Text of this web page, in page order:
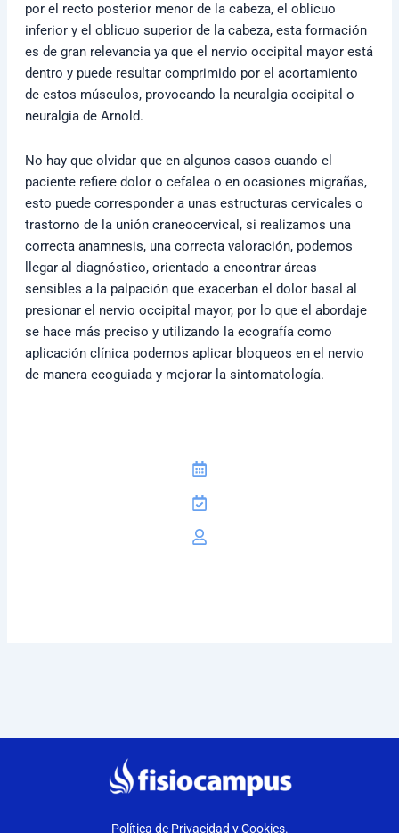
por el recto posterior menor de la cabeza, el oblicuo
inferior y el oblicuo superior de la cabeza, esta formación
es de gran relevancia ya que el nervio occipital mayor está
dentro y puede resultar comprimido por el acortamiento
de estos músculos, provocando la neuralgia occipital o
neuralgia de Arnold.
No hay que olvidar que en algunos casos cuando el
paciente refiere dolor o cefalea o en ocasiones migrañas,
esto puede corresponder a unas estructuras cervicales o
trastorno de la unión craneocervical, si realizamos una
correcta anamnesis, una correcta valoración, podemos
llegar al diagnóstico, orientado a encontrar áreas
sensibles a la palpación que exacerban el dolor basal al
presionar el nervio occipital mayor, por lo que el abordaje
se hace más preciso y utilizando la ecografía como
aplicación clínica podemos aplicar bloqueos en el nervio
de manera ecoguiada y mejorar la sintomatología.
Política de Privacidad y Cookies.